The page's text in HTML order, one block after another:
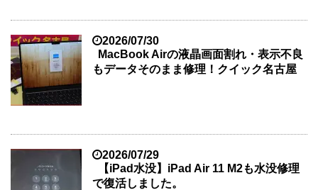
2026/07/30
MacBook Airの液晶画面割れ・表示不良
もデータそのまま修理！クイック名古屋
2026/07/29
【iPad水没】iPad Air 11 M2も水没修理
で復活しました。